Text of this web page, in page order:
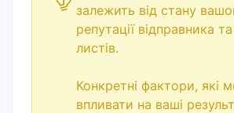
залежить від стану
репутації відправника
листів.
Конкретні фактори, які
впливати на ваші